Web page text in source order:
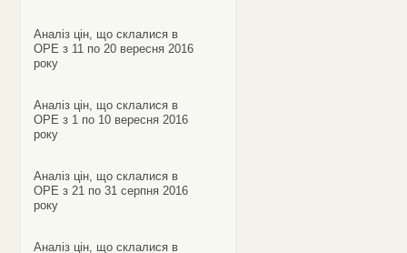
Аналіз цін, що склалися в
ОРЕ з 11 по 20 вересня 2016
року
Аналіз цін, що склалися в
ОРЕ з 1 по 10 вересня 2016
року
Аналіз цін, що склалися в
ОРЕ з 21 по 31 серпня 2016
року
Аналіз цін, що склалися в